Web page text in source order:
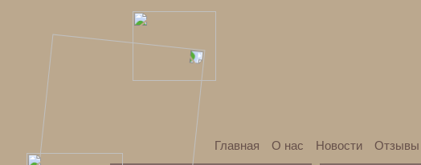
Главная О нас Новости Отзывы